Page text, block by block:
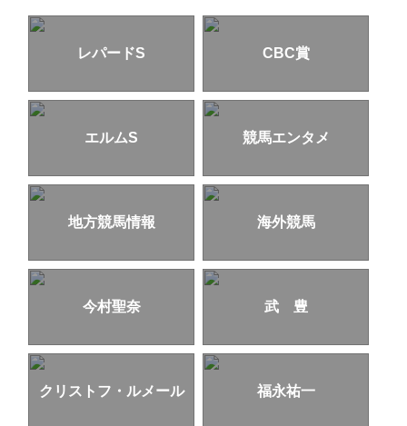
レパードS CBC賞
エルムS 競馬エンタメ
地方競馬情報 海外競馬
今村聖奈 武 豊
クリストフ・ルメール 福永祐一